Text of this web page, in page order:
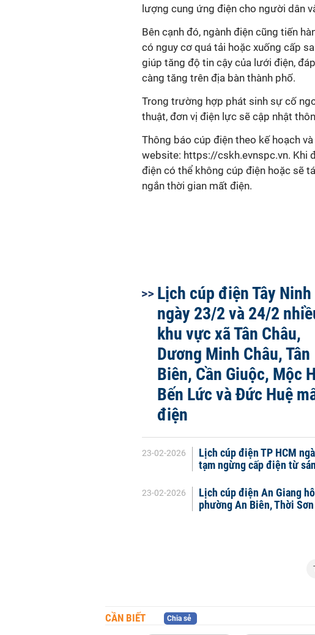
lượng cung ứng điện cho người dân
Bên cạnh đó, ngành điện cũng tiến
có nguy cơ quá tải hoặc xuống cấp
giúp tăng độ tin cậy của lưới điện,
càng tăng trên địa bàn thành phố.
Trong trường hợp phát sinh sự cố
thuật, đơn vị điện lực sẽ cập nhật
Thông báo cúp điện theo kế hoạch
website: https://cskh.evnspc.vn. Khi
điện có thể không cúp điện hoặc sẽ
ngắn thời gian mất điện.
Lịch cúp điện Tây Ninh
ngày 23/2 và 24/2
khu vực xã Tân Châu,
Dương Minh Châu, Tân
Biên, Cần Giuộc, Mộc
Bến Lức và Đức Huệ
điện
23-02-2026
Lịch cúp điện TP HCM
tạm ngừng cấp điện từ
23-02-2026
Lịch cúp điện An Giang
phường An Biên, Thời Sơn
CẦN BIẾT Chia sẻ